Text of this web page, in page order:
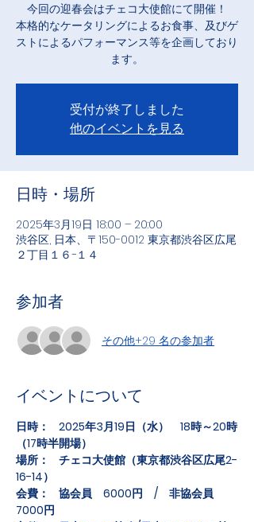
今回の迎春会はチェコ大使館にて開催！
本格的なケータリングによるお食事、及びゲ
ストによるパフォーマンス等を企画しており
ます。
受付が終了しました
他のイベントを見る
日時・場所
2025年3月19日 18:00 – 20:00
渋谷区, 日本、〒150-0012 東京都渋谷区広尾
２丁目１６−１４
参加者
その他+29 名の参加者
イベントについて
日時：    2025年3月19日（水）　18時～20時
（17時半開場）
場所：    チェコ大使館（東京都渋谷区広尾2-
16-14）
会費：    協会員　6000円　/　非協会員
7000円